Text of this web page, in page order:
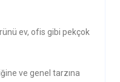
ev, ofis gibi pekçok
ve genel tarzına